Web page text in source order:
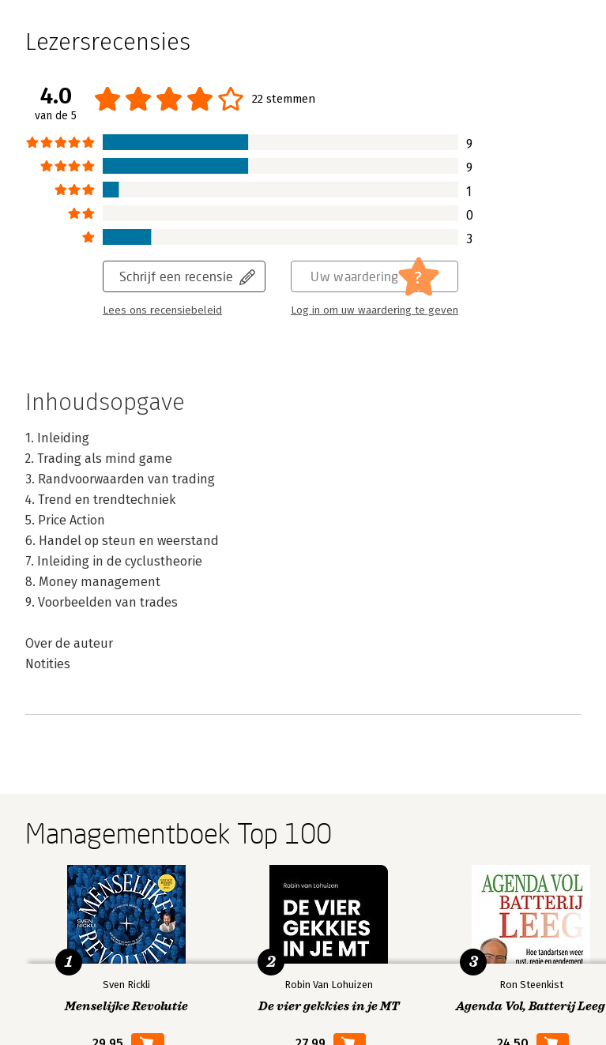
Lezersrecensies
4.0
van de 5
22 stemmen
9
9
1
0
3
Schrijf een recensie
Lees ons recensiebeleid
Uw waardering ?
Log in om uw waardering te geven
Inhoudsopgave
1. Inleiding
2. Trading als mind game
3. Randvoorwaarden van trading
4. Trend en trendtechniek
5. Price Action
6. Handel op steun en weerstand
7. Inleiding in de cyclustheorie
8. Money management
9. Voorbeelden van trades
Over de auteur
Notities
Managementboek Top 100
Sven Rickli
Menselijke Revolutie
1
Robin Van Lohuizen
De vier gekkies in je MT
2
Ron Steenkist
Agenda Vol, Batterij Leeg
3